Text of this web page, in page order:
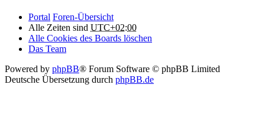
Portal Foren-Übersicht
Alle Zeiten sind UTC+02:00
Alle Cookies des Boards löschen
Das Team
Powered by phpBB® Forum Software © phpBB Limited
Deutsche Übersetzung durch phpBB.de